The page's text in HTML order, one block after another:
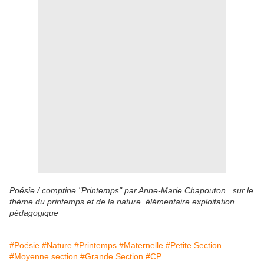
Poésie / comptine "Printemps" par Anne-Marie Chapouton sur le
thème du printemps et de la nature élémentaire exploitation
pédagogique
#Poésie #Nature #Printemps #Maternelle #Petite Section
#Moyenne section #Grande Section #CP